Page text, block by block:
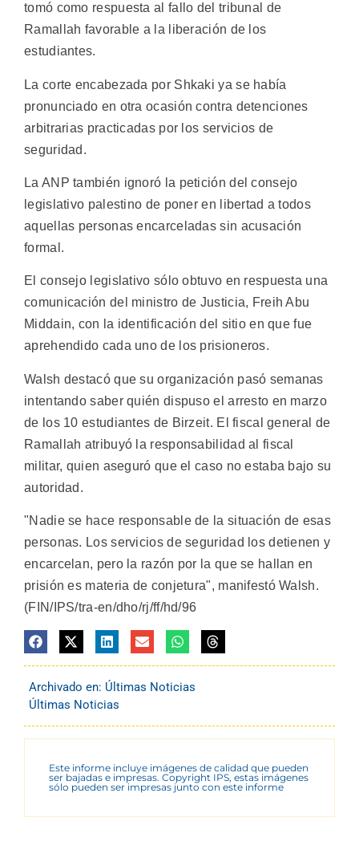
tomó como respuesta al fallo del tribunal de
Ramallah favorable a la liberación de los
estudiantes.
La corte encabezada por Shkaki ya se había
pronunciado en otra ocasión contra detenciones
arbitrarias practicadas por los servicios de
seguridad.
La ANP también ignoró la petición del consejo
legislativo palestino de poner en libertad a todos
aquellas personas encarceladas sin acusación
formal.
El consejo legislativo sólo obtuvo en respuesta una
comunicación del ministro de Justicia, Freih Abu
Middain, con la identificación del sitio en que fue
aprehendido cada uno de los prisioneros.
Walsh destacó que su organización pasó semanas
intentando saber quién dispuso el arresto en marzo
de los 10 estudiantes de Birzeit. El fiscal general de
Ramallah atribuyó la responsabilidad al fiscal
militar, quien aseguró que el caso no estaba bajo su
autoridad.
"Nadie se hace responsable de la situación de esas
personas. Los servicios de seguridad los detienen y
encarcelan, pero la razón por la que se hallan en
prisión es materia de conjetura", manifestó Walsh.
(FIN/IPS/tra-en/dho/rj/ff/hd/96
Archivado en: Últimas Noticias
Últimas Noticias
Este informe incluye imágenes de calidad que pueden
ser bajadas e impresas. Copyright IPS, estas imágenes
sólo pueden ser impresas junto con este informe